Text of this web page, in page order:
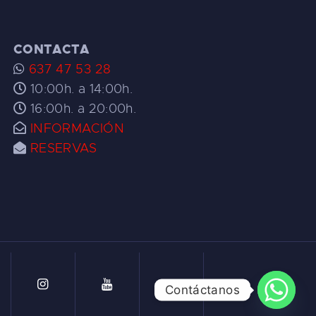
CONTACTA
637 47 53 28
10:00h. a 14:00h.
16:00h. a 20:00h.
INFORMACIÓN
RESERVAS
Contáctanos